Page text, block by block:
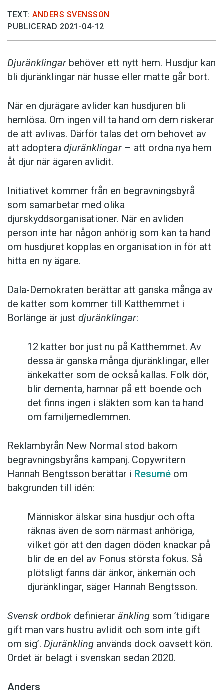
TEXT: ANDERS SVENSSON
PUBLICERAD 2021-04-12
Djuränklingar behöver ett nytt hem. Husdjur kan
bli djuränklingar när husse eller matte går bort.
När en djurägare avlider kan husdjuren bli
hemlösa. Om ingen vill ta hand om dem riskerar
de att avlivas. Därför talas det om behovet av
att adoptera djuränklingar – att ordna nya hem
åt djur när ägaren avlidit.
Initiativet kommer från en begravningsbyrå
som samarbetar med olika
djurskyddsorganisationer. När en avliden
person inte har någon anhörig som kan ta hand
om husdjuret kopplas en organisation in för att
hitta en ny ägare.
Dala-Demokraten berättar att ganska många av
de katter som kommer till Katthemmet i
Borlänge är just djuränklingar:
12 katter bor just nu på Katthemmet. Av
dessa är ganska många djuränklingar, eller
änkekatter som de också kallas. Folk dör,
blir dementa, hamnar på ett boende och
det finns ingen i släkten som kan ta hand
om familjemedlemmen.
Reklambyrån New Normal stod bakom
begravningsbyråns kampanj. Copywritern
Hannah Bengtsson berättar i Resumé om
bakgrunden till idén:
Människor älskar sina husdjur och ofta
räknas även de som närmast anhöriga,
vilket gör att den dagen döden knackar på
blir de en del av Fonus största fokus. Så
plötsligt fanns där änkor, änkemän och
djuränklingar, säger Hannah Bengtsson.
Svensk ordbok definierar änkling som ’tidigare
gift man vars hustru av­lidit och som inte gift
om sig’. Djuränkling används dock oavsett kön.
Ordet är belagt i svenskan sedan 2020.
Anders